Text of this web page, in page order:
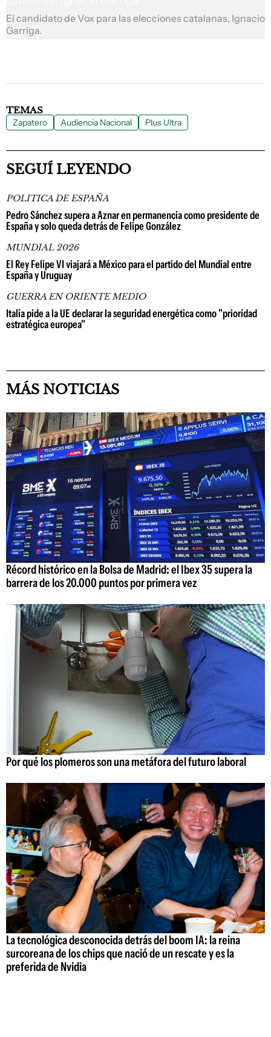
El candidato de Vox para las elecciones catalanas, Ignacio
Garriga.
TEMAS
Zapatero Audiencia Nacional Plus Ultra
SEGUÍ LEYENDO
POLITICA DE ESPAÑA
Pedro Sánchez supera a Aznar en permanencia como presidente de
España y solo queda detrás de Felipe González
MUNDIAL 2026
El Rey Felipe VI viajará a México para el partido del Mundial entre
España y Uruguay
GUERRA EN ORIENTE MEDIO
Italia pide a la UE declarar la seguridad energética como "prioridad
estratégica europea"
MÁS NOTICIAS
Récord histórico en la Bolsa de Madrid: el Ibex 35 supera la
barrera de los 20.000 puntos por primera vez
Por qué los plomeros son una metáfora del futuro laboral
La tecnológica desconocida detrás del boom IA: la reina
surcoreana de los chips que nació de un rescate y es la
preferida de Nvidia